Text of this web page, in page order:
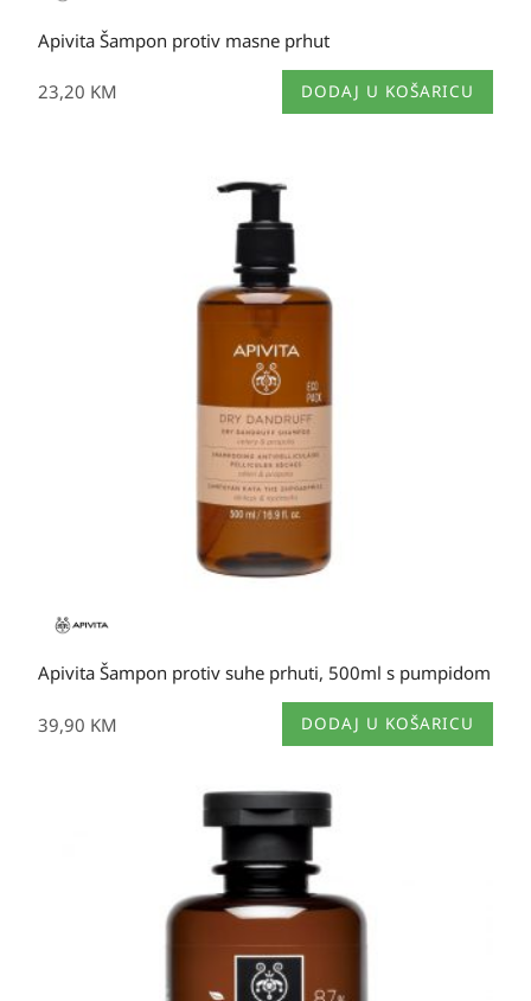
Apivita Šampon protiv masne prhut
23,20 KM DODAJ U KOŠARICU
Apivita Šampon protiv suhe prhuti, 500ml s pumpidom
39,90 KM DODAJ U KOŠARICU